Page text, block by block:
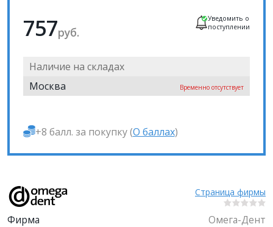
757руб.
Уведомить о
поступлении
Наличие на складах
Москва
Временно отсутствует
+8 балл. за покупку (О баллах)
Страница фирмы
Фирма
Омега-Дент